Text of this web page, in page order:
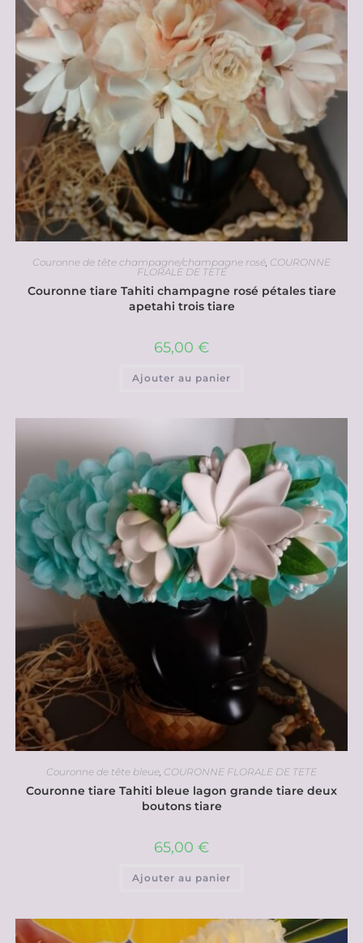
Couronne de tête champagne/champagne rosé COURONNE
FLORALE DE TETE
Couronne tiare Tahiti champagne rosé pétales tiare
apetahi trois tiare
65,00 €
Ajouter au panier
Couronne de tête bleue, COURONNE FLORALE DE TETE
Couronne tiare Tahiti bleue lagon grande tiare deux
boutons tiare
65,00 €
Ajouter au panier